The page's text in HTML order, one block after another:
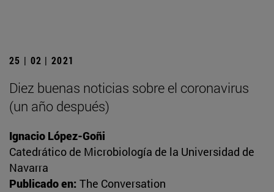
25 | 02 | 2021
Diez buenas noticias sobre el coronavirus
(un año después)
Ignacio López-Goñi
Catedrático de Microbiología de la Universidad de
Navarra
Publicado en: The Conversation